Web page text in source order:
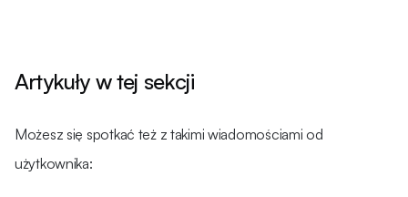
Artykuły w tej sekcji
Możesz się spotkać też z takimi wiadomościami od
użytkownika: